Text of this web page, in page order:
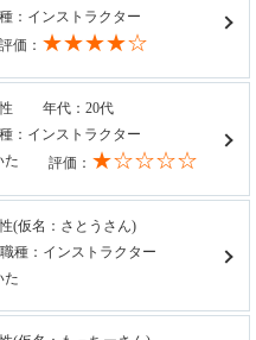
：インストラクター
評価： ★★★★☆
年代：20代
：インストラクター
た
評価： ★☆☆☆☆
(仮名：さとうさん)
職種：インストラクター
た